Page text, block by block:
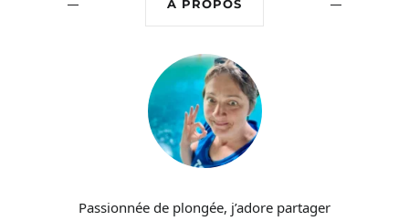
À PROPOS
Passionnée de plongée, j’adore partager